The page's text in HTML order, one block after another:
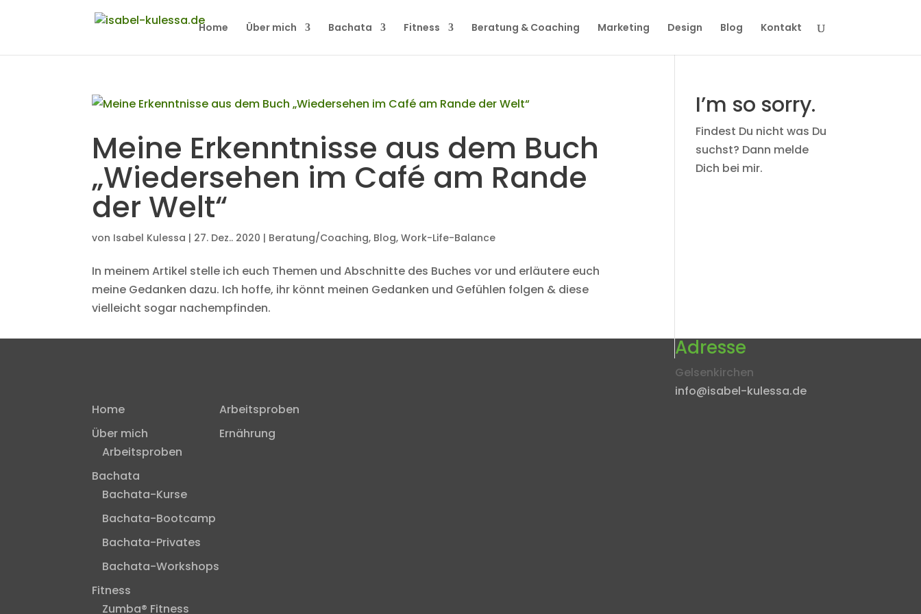
Home Über mich Bachata Fitness Beratung & Coaching Marketing Design Blog Kontakt
Meine Erkenntnisse aus dem Buch
„Wiedersehen im Café am Rande
der Welt“
von Isabel Kulessa | 27. Dez.. 2020 | Beratung/Coaching, Blog,Work-Life-Balance
In meinem Artikel stelle ich euch Themen und Abschnitte des Buches vor und erläutere euch
meine Gedanken dazu. Ich hoffe, ihr könnt meinen Gedanken und Gefühlen folgen & diese
vielleicht sogar nachempfinden.
I’m so sorry.
Findest Du nicht was Du
suchst? Dann melde
Dich bei mir.
Adresse
Gelsenkirchen
info@isabel-kulessa.de
Home
Über mich
Arbeitsproben
Bachata
Bachata-Kurse
Bachata-Bootcamp
Bachata-Privates
Bachata-Workshops
Fitness
Zumba® Fitness
Arbeitsproben
Ernährung